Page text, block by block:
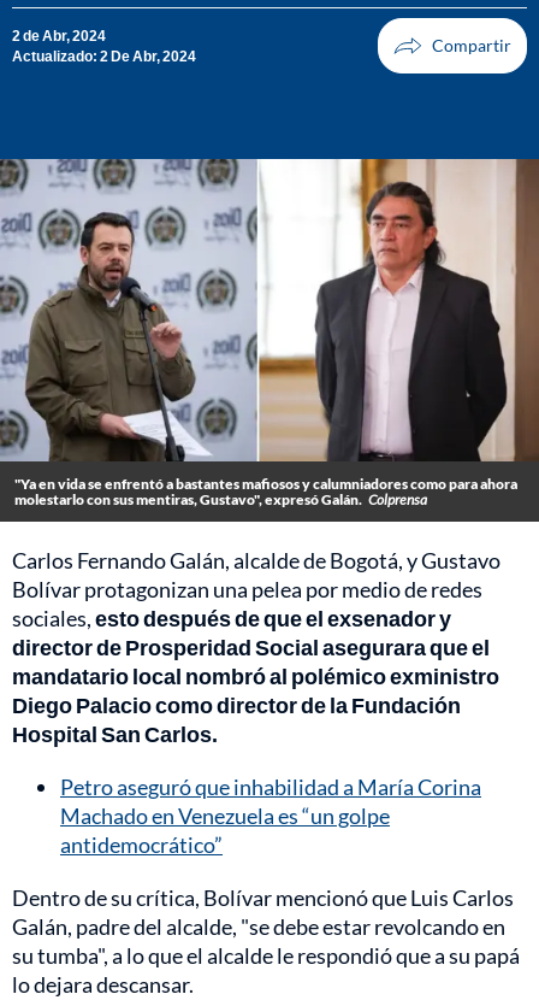
2 de Abr, 2024
Actualizado: 2 De Abr, 2024
"Ya en vida se enfrentó a bastantes mafiosos y calumniadores como para ahora
molestarlo con sus mentiras, Gustavo", expresó Galán. Colprensa
Carlos Fernando Galán, alcalde de Bogotá, y Gustavo
Bolívar protagonizan una pelea por medio de redes
sociales,esto después de que el exsenador y
director de Prosperidad Social asegurara que el
mandatario local nombró al polémico exministro
Diego Palacio como director de la Fundación
Hospital San Carlos.
Petro aseguró que inhabilidad a María Corina
Machado en Venezuela es “un golpe
antidemocrático”
Dentro de su crítica, Bolívar mencionó que Luis Carlos
Galán, padre del alcalde, "se debe estar revolcando en
su tumba", a lo que el alcalde le respondió que a su papá
lo dejara descansar.